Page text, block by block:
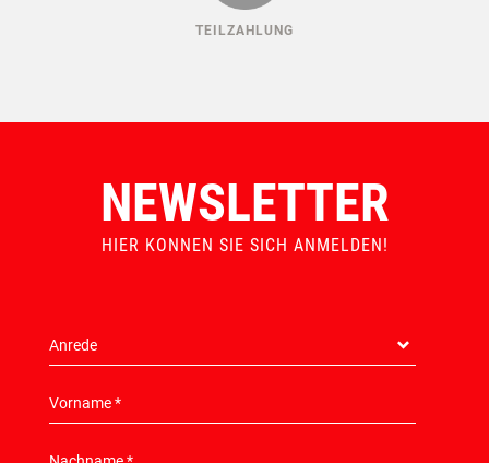
TEILZAHLUNG
NEWSLETTER
HIER KONNEN SIE SICH ANMELDEN!